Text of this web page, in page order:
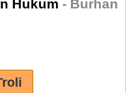
Hukum - Burhan